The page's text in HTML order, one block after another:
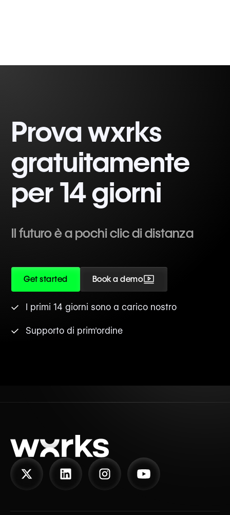
Prova wxrks
gratuitamente
per 14 giorni
Il futuro è a pochi clic di distanza
Get started Book a demo
I primi 14 giorni sono a carico nostro
Supporto di prim'ordine